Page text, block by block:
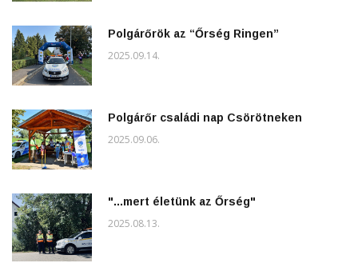
Polgárőrök az “Őrség Ringen”
2025.09.14.
Polgárőr családi nap Csörötneken
2025.09.06.
"...mert életünk az Őrség"
2025.08.13.